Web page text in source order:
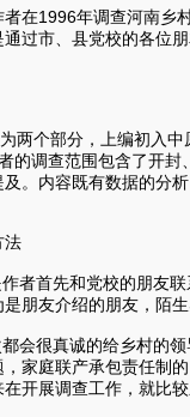
者在1996年调查河南乡
过市、县党校的各位
个部分，上编初入中
的调查范围包含了开
及。内容既有数据的分
法
者首先和党校的朋友
朋友介绍的朋友，陌
会很真诚的给乡村的
，家庭联产承包责任制
开展调查工作，就比